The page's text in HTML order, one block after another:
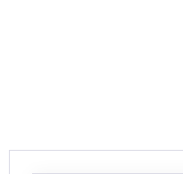
Auswahl geachtet